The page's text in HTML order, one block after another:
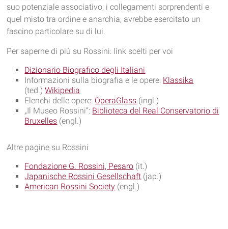
suo potenziale associativo, i collegamenti sorprendenti e
quel misto tra ordine e anarchia, avrebbe esercitato un
fascino particolare su di lui.
Per saperne di più su Rossini: link scelti per voi
Dizionario Biografico degli Italiani
Informazioni sulla biografia e le opere: Klassika
(ted.)Wikipedia
Elenchi delle opere: OperaGlass (ingl.)
„Il Museo Rossini“: Biblioteca del Real Conservatorio di
Bruxelles (engl.)
Altre pagine su Rossini
Fondazione G. Rossini, Pesaro (it.)
Japanische Rossini Gesellschaft (jap.)
American Rossini Society (engl.)